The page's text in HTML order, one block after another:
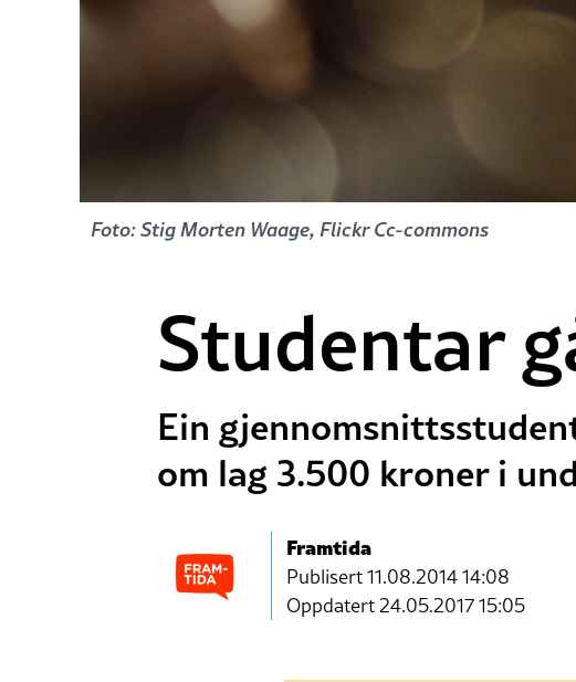
Foto: Stig Morten Waage, Flickr Cc-commons
Studentar
Ein
om lag 3.500 kroner i
Framtida
Publisert11.08.2014 14:08
Oppdatert 24.05.2017 15:05